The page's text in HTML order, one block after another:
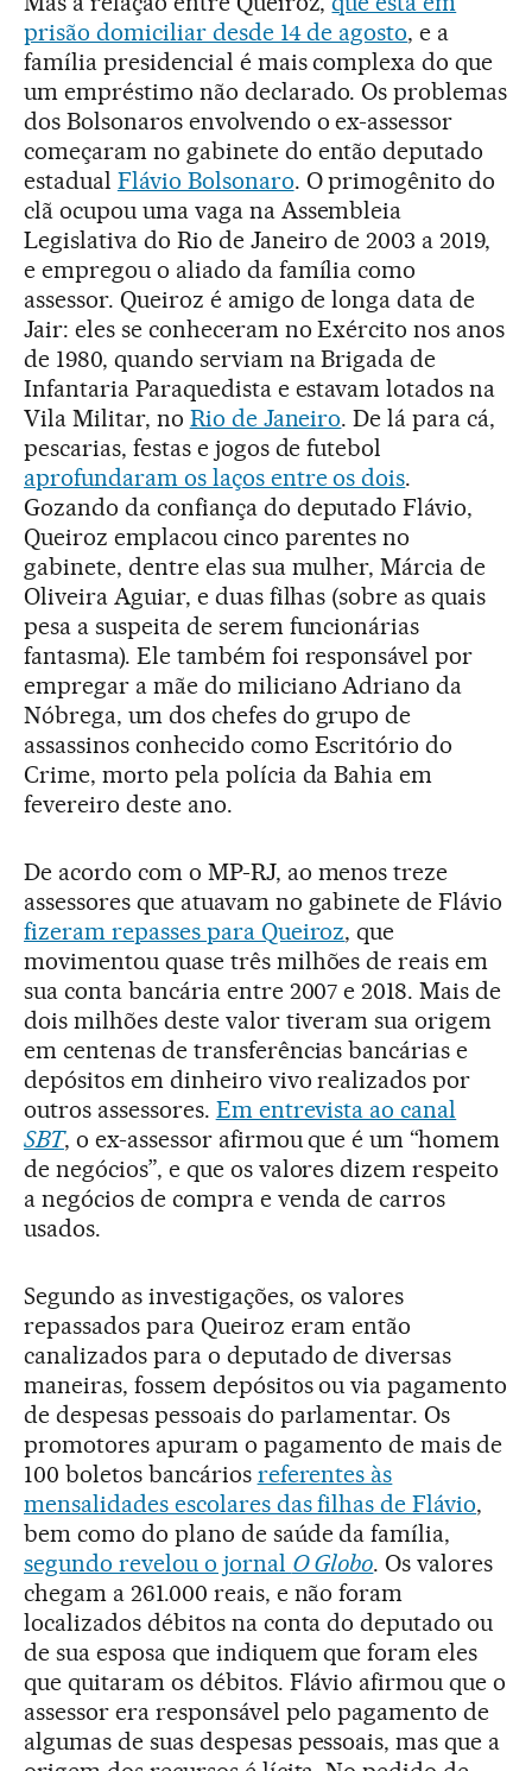
prisão domiciliar desde 14 de agosto, e a
família presidencial é mais complexa do que
um empréstimo não declarado. Os problemas
dos Bolsonaros envolvendo o ex-assessor
começaram no gabinete do então deputado
estadual Flávio Bolsonaro. O primogênito do
clã ocupou uma vaga na Assembleia
Legislativa do Rio de Janeiro de 2003 a 2019,
e empregou o aliado da família como
assessor. Queiroz é amigo de longa data de
Jair: eles se conheceram no Exército nos anos
de 1980, quando serviam na Brigada de
Infantaria Paraquedista e estavam lotados na
Vila Militar, no Rio de Janeiro. De lá para cá,
pescarias, festas e jogos de futebol
aprofundaram os laços entre os dois.
Gozando da confiança do deputado Flávio,
Queiroz emplacou cinco parentes no
gabinete, dentre elas sua mulher, Márcia de
Oliveira Aguiar, e duas filhas (sobre as quais
pesa a suspeita de serem funcionárias
fantasma). Ele também foi responsável por
empregar a mãe do miliciano Adriano da
Nóbrega, um dos chefes do grupo de
assassinos conhecido como Escritório do
Crime, morto pela polícia da Bahia em
fevereiro deste ano.
De acordo com o MP-RJ, ao menos treze
assessores que atuavam no gabinete de Flávio
fizeram repasses para Queiroz, que
movimentou quase três milhões de reais em
sua conta bancária entre 2007 e 2018. Mais de
dois milhões deste valor tiveram sua origem
em centenas de transferências bancárias e
depósitos em dinheiro vivo realizados por
outros assessores. Em entrevista ao canal
SBT, o ex-assessor afirmou que é um “homem
de negócios”, e que os valores dizem respeito
a negócios de compra e venda de carros
usados.
Segundo as investigações, os valores
repassados para Queiroz eram então
canalizados para o deputado de diversas
maneiras, fossem depósitos ou via pagamento
de despesas pessoais do parlamentar. Os
promotores apuram o pagamento de mais de
100 boletos bancários referentes às
mensalidades escolares das filhas de Flávio,
bem como do plano de saúde da família,
segundo revelou o jornal O Globo. Os valores
chegam a 261.000 reais, e não foram
localizados débitos na conta do deputado ou
de sua esposa que indiquem que foram eles
que quitaram os débitos. Flávio afirmou que o
assessor era responsável pelo pagamento de
algumas de suas despesas pessoais, mas que a